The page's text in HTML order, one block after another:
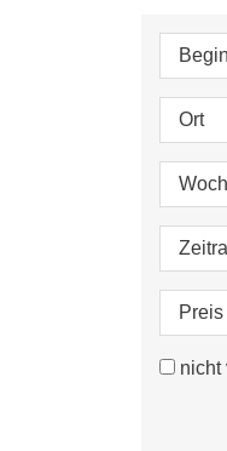
Ort
Preis
nicht